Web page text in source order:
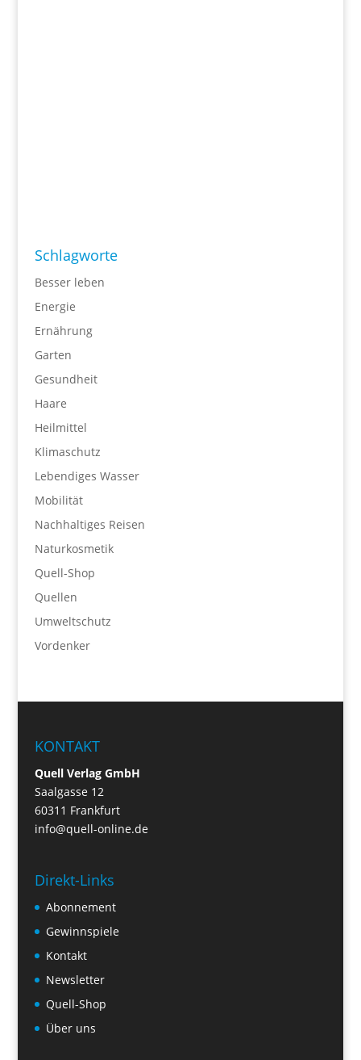
Schlagworte
Besser leben
Energie
Ernährung
Garten
Gesundheit
Haare
Heilmittel
Klimaschutz
Lebendiges Wasser
Mobilität
Nachhaltiges Reisen
Naturkosmetik
Quell-Shop
Quellen
Umweltschutz
Vordenker
KONTAKT
Quell Verlag GmbH
Saalgasse 12
60311 Frankfurt
info@quell-online.de
Direkt-Links
Abonnement
Gewinnspiele
Kontakt
Newsletter
Quell-Shop
Über uns